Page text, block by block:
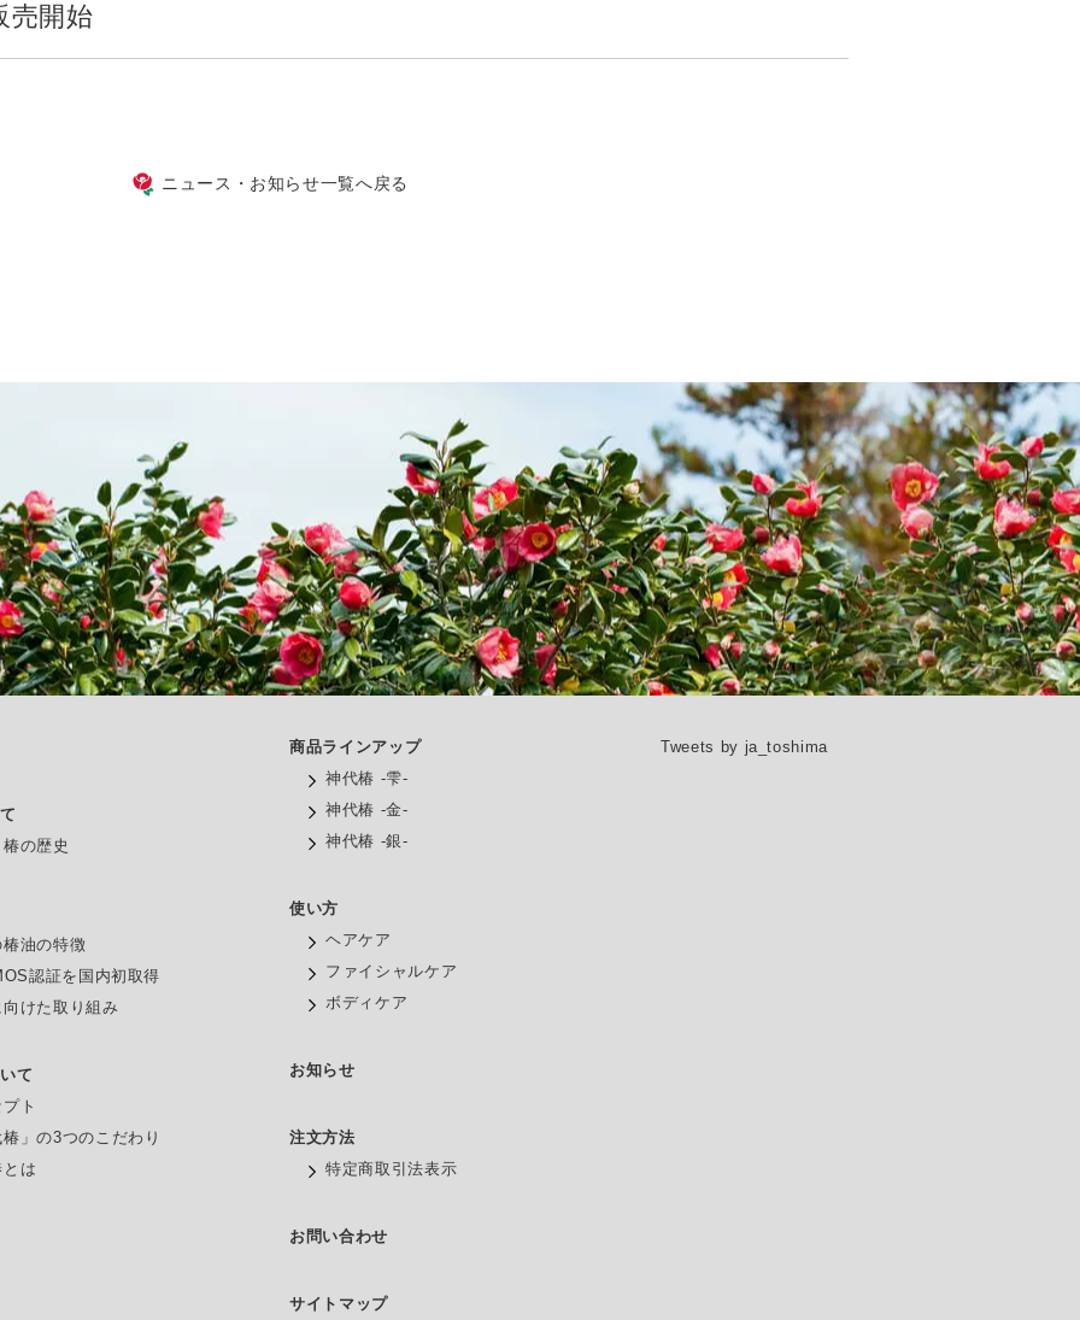
売開始
ニュース・お知らせ一覧へ戻る
の歴史
油の特徴
認証を国内初取得
けた取り組み
て
ト
」の3つのこだわり
は
商品ラインアップ
神代椿 -雫-
神代椿 -金-
神代椿 -銀-
使い方
ヘアケア
ファイシャルケア
ボディケア
お知らせ
注文方法
特定商取引法表示
お問い合わせ
サイトマップ
Tweets by ja_toshima